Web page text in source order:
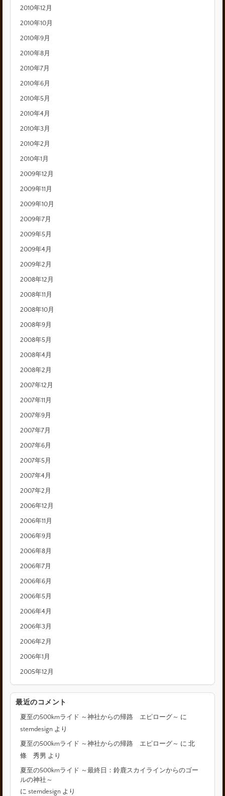
2010年12月
2010年10月
2010年9月
2010年8月
2010年7月
2010年6月
2010年5月
2010年4月
2010年3月
2010年2月
2010年1月
2009年12月
2009年11月
2009年10月
2009年7月
2009年5月
2009年4月
2009年2月
2008年12月
2008年11月
2008年10月
2008年9月
2008年5月
2008年4月
2008年2月
2007年12月
2007年11月
2007年9月
2007年7月
2007年6月
2007年5月
2007年4月
2007年2月
2006年12月
2006年11月
2006年9月
2006年8月
2006年7月
2006年6月
2006年5月
2006年4月
2006年3月
2006年2月
2006年1月
2005年12月
最近のコメント
夏至の500kmライド ～神社からの帰路 エピローグ～ に
stemdesign より
夏至の500kmライド ～神社からの帰路 エピローグ～ に北
條 秀男 より
夏至の500kmライド ～最終日：鈴鹿スカイラインからのゴー
ルの神社～
にstemdesign より